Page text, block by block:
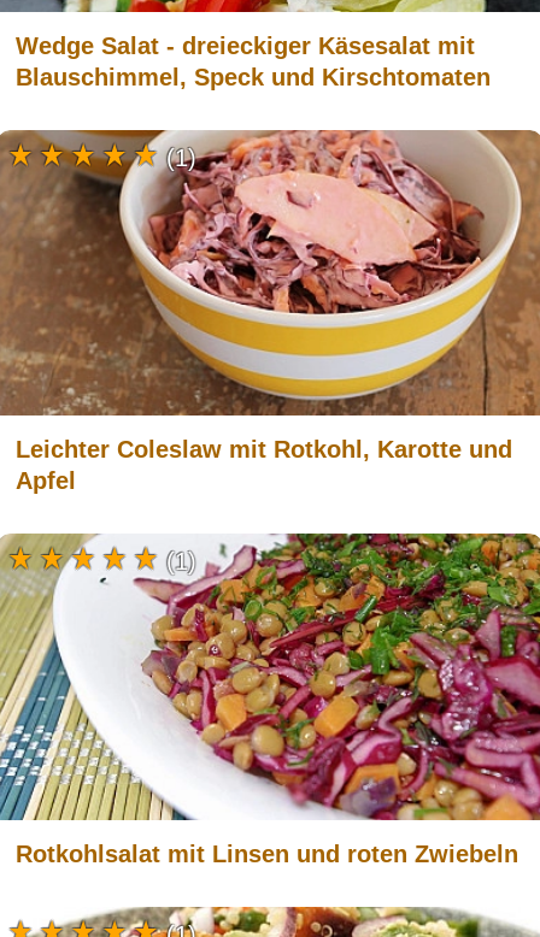
Wedge Salat - dreieckiger Käsesalat mit
Blauschimmel, Speck und Kirschtomaten
Leichter Coleslaw mit Rotkohl, Karotte und
Apfel
(1)
Rotkohlsalat mit Linsen und roten Zwiebeln
(1)